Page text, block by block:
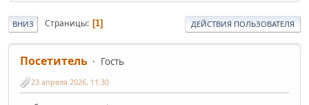
ВНИЗ Страницы 1 ДЕЙСТВИЯ ПОЛЬЗОВАТЕЛЯ
Посетитель Гость
23 апреля 2026, 11:30